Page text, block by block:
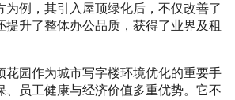
为例，其引入屋顶绿化后，不仅改善了
提升了整体办公品质，获得了业界及租
花园作为城市写字楼环境优化的重要手
、员工健康与经济价值多重优势。它不